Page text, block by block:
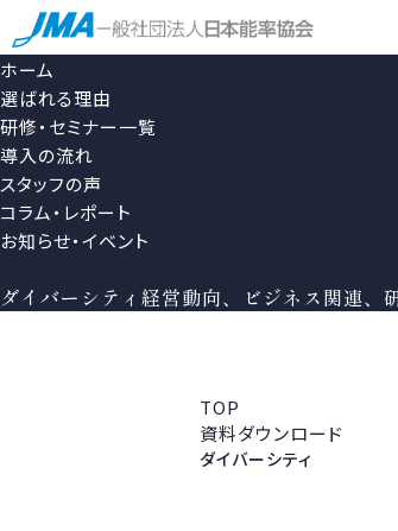
ホーム
選ばれる理由
研修・セミナー一覧
導入の流れ
スタッフの声
コラム・レポート
お知らせ・イベント
ダイバーシティ 経営動向、ビジネス関連、
TOP
資料ダウンロード
ダイバーシティ